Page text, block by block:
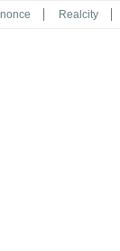
Realcity